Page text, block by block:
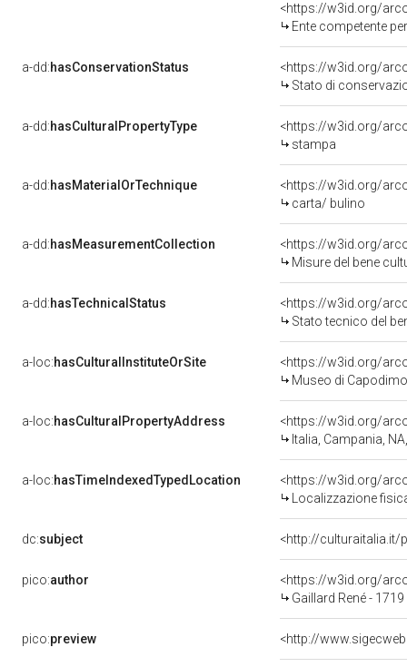
<https://w3id.org/
Ente competente
a-dd:hasConservationStatus
<https://w3id.org/
Stato di
a-dd:hasCulturalPropertyType
<https://w3id.org/
stampa
a-dd:hasMaterialOrTechnique
<https://w3id.org/
carta/ bulino
a-dd:hasMeasurementCollection
<https://w3id.org/
Misure del bene
a-dd:hasTechnicalStatus
<https://w3id.org/
Stato tecnico del
a-loc:hasCulturalInstituteOrSite
<https://w3id.org/
Museo di
a-loc:hasCulturalPropertyAddress
<https://w3id.org/
Italia, Campania,
a-loc:hasTimeIndexedTypedLocation
<https://w3id.org/
Localizzazione
dc:subject <http://
pico:author
<https://w3id.org/
Gaillard René -
pico:preview